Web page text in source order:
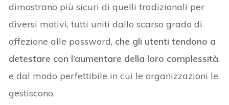
dimostrano più sicuri di quelli tradizionali per
diversi motivi, tutti uniti dallo scarso grado di
affezione alle password, che gli utenti tendono a
detestare con l’aumentare della loro complessità,
e dal modo perfettibile in cui le organizzazioni le
gestiscono.